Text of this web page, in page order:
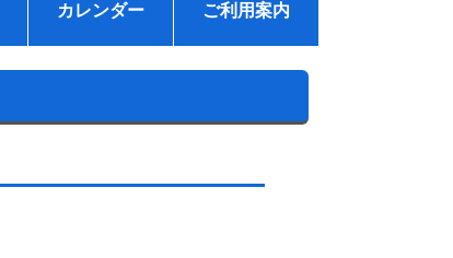
カレンダー
ご利用案内